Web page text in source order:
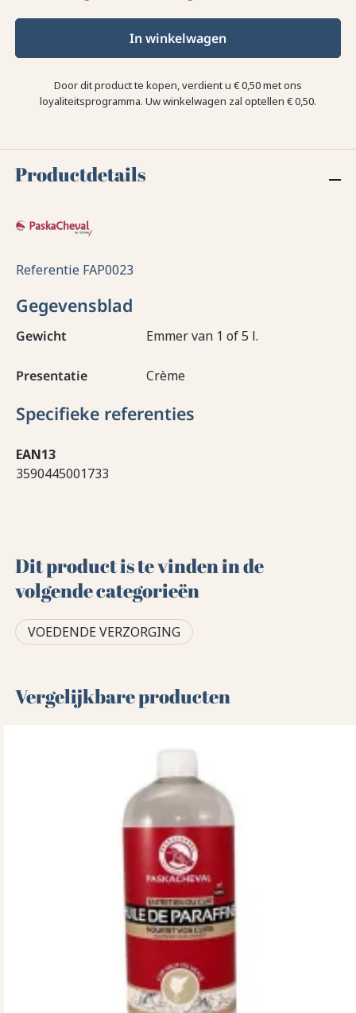
In winkelwagen
Door dit product te kopen, verdient u € 0,50met ons
loyaliteitsprogramma. Uw winkelwagen zal optellen € 0,50.
Productdetails
Referentie FAP0023
Gegevensblad
Gewicht Emmer van 1 of 5 l.
Presentatie Crème
Specifieke referenties
EAN13
3590445001733
Dit product is te vinden in de
volgende categorieën
VOEDENDE VERZORGING
Vergelijkbare producten